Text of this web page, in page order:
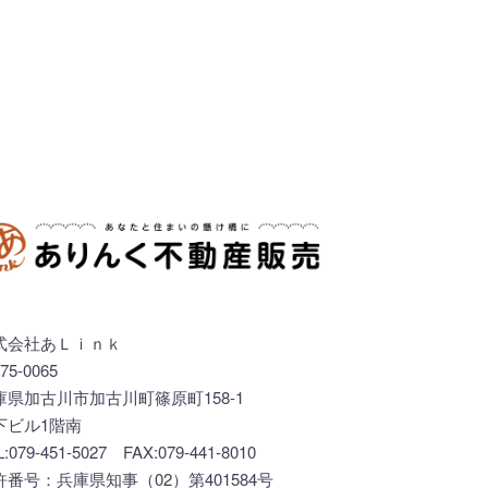
会社あＬｉｎｋ
0065
県加古川市加古川町篠原町158-1
ビル1階南
451-5027 FAX:079-441-8010
番号：兵庫県知事（02）第401584号